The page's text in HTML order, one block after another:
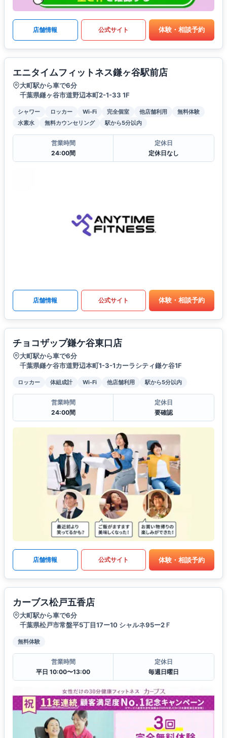
店舗情報 公式サイト 体験・相談予約
エニタイムフィットネス鎌ヶ谷駅前店
大町駅から車で6分
千葉県鎌ヶ谷市道野辺本町2-1-33 1F
シャワー ロッカー Wi-Fi 完全個室 他店舗利用
無料体験
水素水
無料カウンセリング 駅から5分以内
営業時間
24:00間
定休日
定休日なし
店舗情報 公式サイト 体験・相談予約
チョコザップ鎌ケ谷東口店
大町駅から車で6分
千葉県鎌ケ谷市道野辺本町1-3-1カーラシティ鎌ケ谷1F
ロッカー 体組成計 Wi-Fi 他店舗利用 駅から5分以内
営業時間
24:00間
定休日
要確認
店舗情報 公式サイト 体験・相談予約
カーブス松戸五香店
大町駅から車で6分
千葉県松戸市常盤平5丁目17ー10 シャルネ95ー2Ｆ
無料体験
営業時間
平日 10:00〜13:00
定休日
毎週日曜日